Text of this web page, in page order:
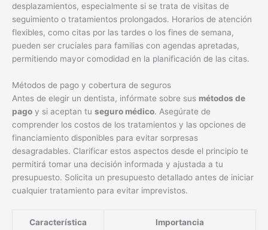
desplazamientos, especialmente si se trata de visitas de
seguimiento o tratamientos prolongados. Horarios de atención
flexibles, como citas por las tardes o los fines de semana,
pueden ser cruciales para familias con agendas apretadas,
permitiendo mayor comodidad en la planificación de las citas.
Métodos de pago y cobertura de seguros
Antes de elegir un dentista, infórmate sobre sus métodos de
pago y si aceptan tu seguro médico. Asegúrate de
comprender los costos de los tratamientos y las opciones de
financiamiento disponibles para evitar sorpresas
desagradables. Clarificar estos aspectos desde el principio te
permitirá tomar una decisión informada y ajustada a tu
presupuesto. Solicita un presupuesto detallado antes de iniciar
cualquier tratamiento para evitar imprevistos.
Característica Importancia